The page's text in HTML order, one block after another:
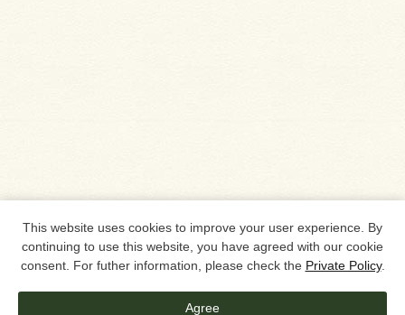
This website uses cookies to improve your user experience. By
continuing to use this website, you have agreed with our cookie
consent. For futher information, please check the Private Policy.
Agree